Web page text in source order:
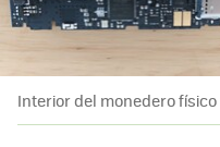
Interior del monedero físico